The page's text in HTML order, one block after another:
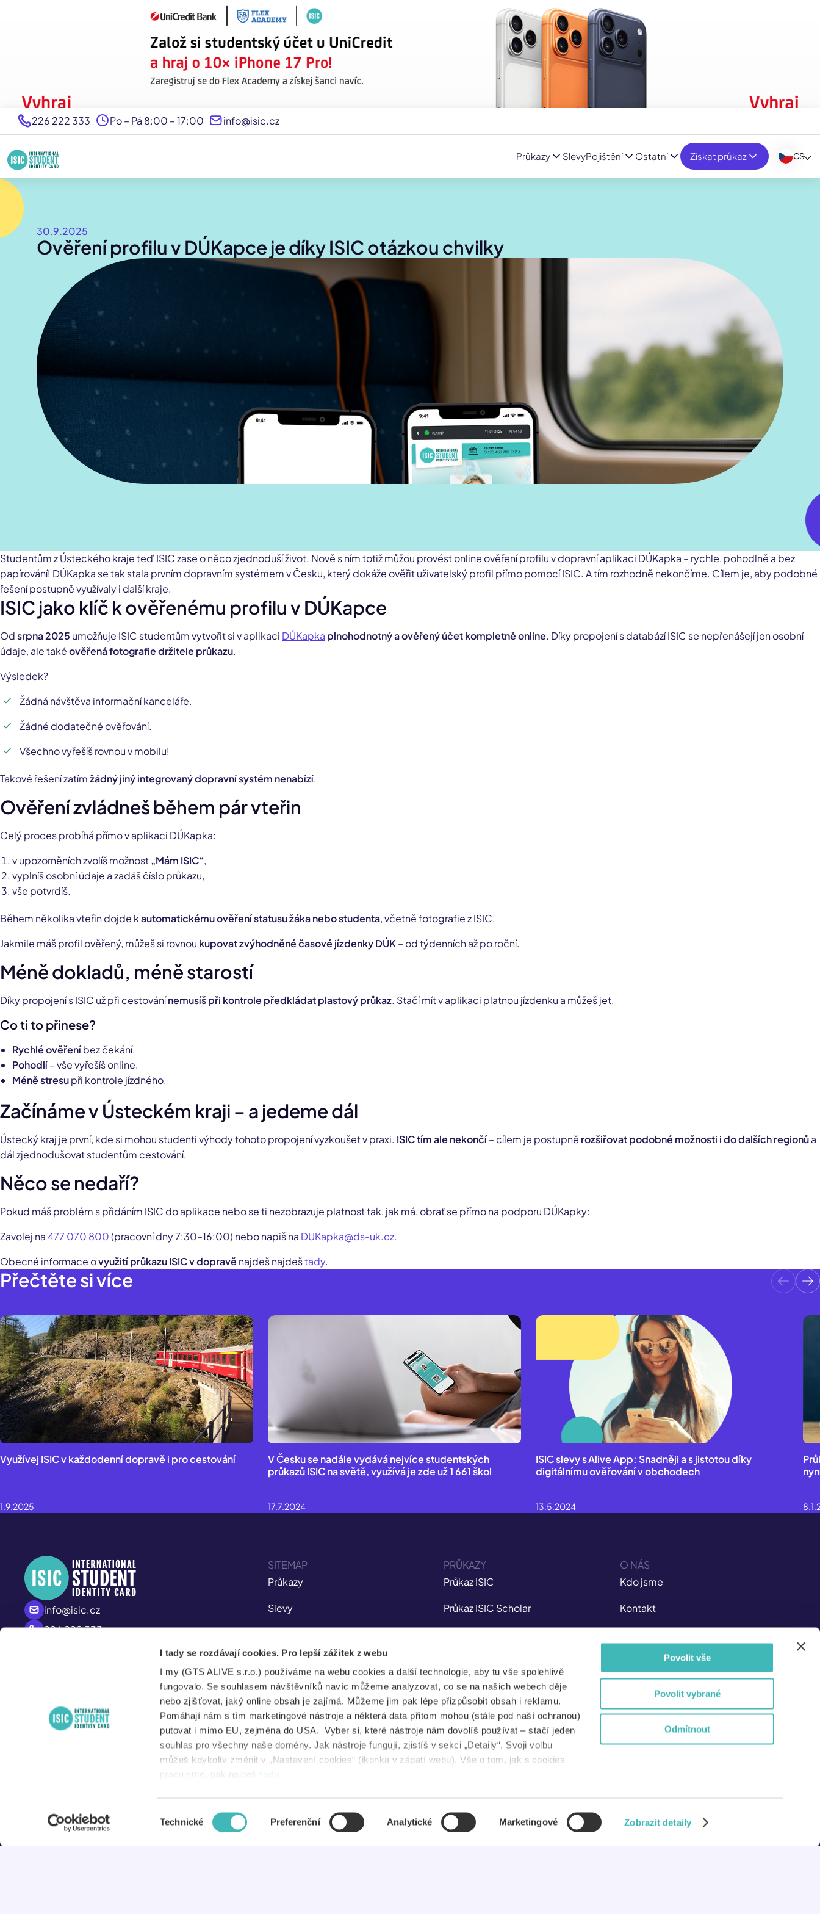
I tady se rozdávají cookies. Pro lepší zážitek z webu
I my (GTS ALIVE s.r.o.) používáme na webu cookies a další technologie, aby tu vše spolehlivě
fungovalo. Se souhlasem návštěvníků navíc můžeme analyzovat, co se na našich webech děje
nebo zjišťovat, jaký online obsah je zajímá. Můžeme jim pak lépe přizpůsobit obsah i reklamu.
Pomáhají nám s tím marketingové nástroje a některá data přitom mohou (stále pod naší ochranou)
putovat i mimo EU, zejména do USA. Vyber si, které nástroje nám dovolíš používat – stačí jeden
souhlas pro všechny naše domény. Jak nástroje fungují, zjistíš v sekci „Detaily“. Svoji volbu
můžeš kdykoliv změnit v „Nastavení cookies“ (ikonka v zápatí webu). Vše o tom, jak s cookies
souhlasu
Technické Preferenční Analytické Marketingové Zobrazit detaily
Povolit vše
Povolit vybrané
Odmítnout
Průkazy SlevyPojištění Získat průkaz
Ostatní CS
226 222 333 Po – Pá 8:00 – 17:00 info@isic.cz
30.9.2025
Ověření profilu v DÚKapce je díky ISIC otázkou chvilky
Studentům z Ústeckého kraje teď ISIC zase o něco zjednoduší život. Nově s ním totiž můžou provést online ověření profilu v dopravní aplikaci DÚKapka – rychle, pohodlně a bez
papírování! DÚKapka se tak stala prvním dopravním systémem v Česku, který dokáže ověřit uživatelský profil přímo pomocí ISIC. A tím rozhodně nekončíme. Cílem je, aby podobné
řešení postupně využívaly i další kraje.
ISIC jako klíč k ověřenému profilu v DÚKapce
Odsrpna 2025 umožňuje ISIC studentům vytvořit si v aplikaci DÚKapka plnohodnotný a ověřený účet kompletně online. Díky propojení s databází ISIC se nepřenášejí jen osobní
údaje, ale takéověřená fotografie držitele průkazu.
Výsledek?
Žádná návštěva informační kanceláře.
Žádné dodatečné ověřování.
Všechno vyřešíš rovnou v mobilu!
Takové řešení zatímžádný jiný integrovaný dopravní systém nenabízí.
Ověření zvládneš během pár vteřin
Celý proces probíhá přímo v aplikaci DÚKapka:
v upozorněních zvolíš možnost„Mám ISIC“,
vyplníš osobní údaje a zadáš číslo průkazu,
vše potvrdíš.
Během několika vteřin dojde kautomatickému ověření statusu žáka nebo studenta, včetně fotografie z ISIC.
Jakmile máš profil ověřený, můžeš si rovnou kupovat zvýhodněné časové jízdenky DÚK – od týdenních až po roční.
Méně dokladů, méně starostí
Díky propojení s ISIC už při cestovánínemusíš při kontrole předkládat plastový průkaz. Stačí mít v aplikaci platnou jízdenku a můžeš jet.
Co ti to přinese?
Rychlé ověřeníbez čekání.
Pohodlí– vše vyřešíš online.
Méně stresupři kontrole jízdného.
Začínáme v Ústeckém kraji – a jedeme dál
Ústecký kraj je první, kde si mohou studenti výhody tohoto propojení vyzkoušet v praxi. ISIC tím ale nekončí– cílem je postupně rozšiřovat podobné možnosti i do dalších regionůa
dál zjednodušovat studentům cestování.
Něco se nedaří?
Pokud máš problém s přidáním ISIC do aplikace nebo se ti nezobrazuje platnost tak, jak má, obrať se přímo na podporu DÚKapky:
Zavolej na477 070 800(pracovní dny 7:30–16:00) nebo napiš na DUKapka@ds-uk.cz.
Obecné informace ovyužití průkazu ISIC v dopravě najdeš najdeštady.
Přečtěte si více
Využívej ISIC v každodenní dopravě i pro cestování
1.9.2025
V Česku se nadále vydává nejvíce studentských
průkazů ISIC na světě, využívá je zde už 1 661 škol
17.7.2024
ISIC slevy s Alive App: Snadněji a s jistotou díky
digitálnímu ověřování v obchodech
13.5.2024
info@isic.cz
226 222 333
SITEMAP
Průkazy
Slevy
Aplikace
Student Jobs
FAQ
Novinky
Duševní zdraví
O NÁS
Kdo jsme
Kontakt
Dokumenty
Pro partnery
PRŮKAZY
Průkaz ISIC
Průkaz ISIC Scholar
Průkaz AliveID
© 2026 ISIC